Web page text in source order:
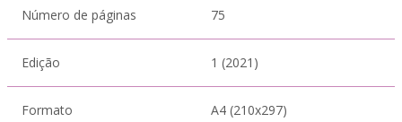
Número de páginas 75
Edição 1 (2021)
Formato A4 (210x297)